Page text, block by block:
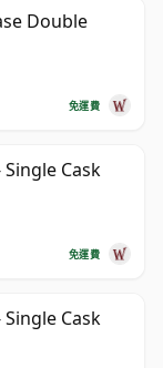
Double
免運費
Cask
免運費
Cask